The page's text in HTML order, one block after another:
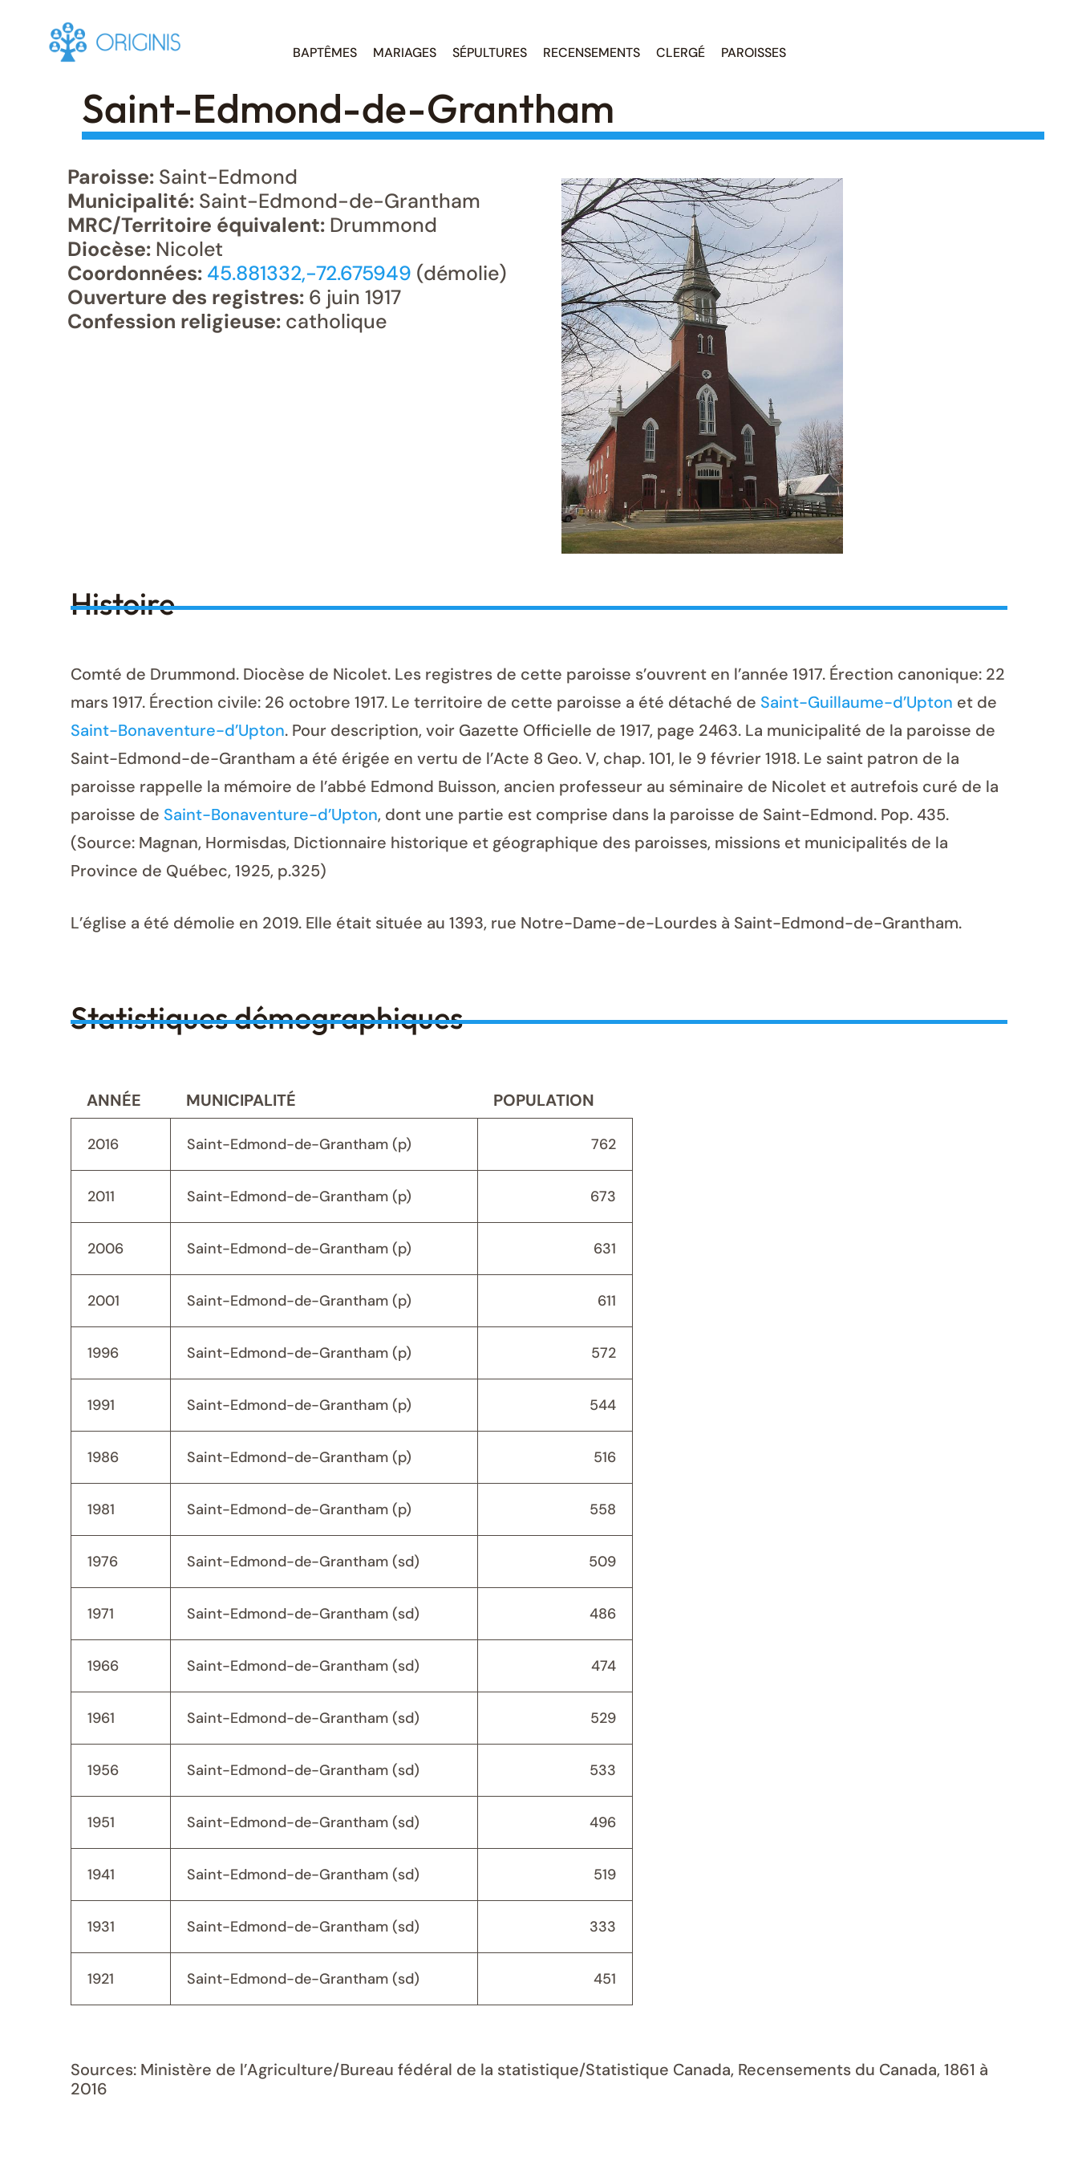
BAPTÊMES MARIAGES SÉPULTURES RECENSEMENTS CLERGÉ PAROISSES
Saint-Edmond-de-Grantham
Paroisse: Saint-Edmond
Municipalité: Saint-Edmond-de-Grantham
MRC/Territoire équivalent: Drummond
Diocèse: Nicolet
Coordonnées: 45.881332,-72.675949 (démolie)
Ouverture des registres: 6 juin 1917
Confession religieuse: catholique
Histoire
Comté de Drummond. Diocèse de Nicolet. Les registres de cette paroisse s’ouvrent en l’année 1917. Érection canonique: 22
mars 1917. Érection civile: 26 octobre 1917. Le territoire de cette paroisse a été détaché de Saint-Guillaume-d’Upton et de
Saint-Bonaventure-d’Upton. Pour description, voir Gazette Officielle de 1917, page 2463. La municipalité de la paroisse de
Saint-Edmond-de-Grantham a été érigée en vertu de l’Acte 8 Geo. V, chap. 101, le 9 février 1918. Le saint patron de la
paroisse rappelle la mémoire de l’abbé Edmond Buisson, ancien professeur au séminaire de Nicolet et autrefois curé de la
paroisse de Saint-Bonaventure-d’Upton, dont une partie est comprise dans la paroisse de Saint-Edmond. Pop. 435.
(Source: Magnan, Hormisdas, Dictionnaire historique et géographique des paroisses, missions et municipalités de la
Province de Québec, 1925, p.325)
L’église a été démolie en 2019. Elle était située au 1393, rue Notre-Dame-de-Lourdes à Saint-Edmond-de-Grantham.
Statistiques démographiques
ANNÉE MUNICIPALITÉ POPULATION
2016 Saint-Edmond-de-Grantham (p) 762
2011 Saint-Edmond-de-Grantham (p) 673
2006 Saint-Edmond-de-Grantham (p) 631
2001 Saint-Edmond-de-Grantham (p) 611
1996 Saint-Edmond-de-Grantham (p) 572
1991 Saint-Edmond-de-Grantham (p) 544
1986 Saint-Edmond-de-Grantham (p) 516
1981 Saint-Edmond-de-Grantham (p) 558
1976 Saint-Edmond-de-Grantham (sd) 509
1971 Saint-Edmond-de-Grantham (sd) 486
1966 Saint-Edmond-de-Grantham (sd) 474
1961 Saint-Edmond-de-Grantham (sd) 529
1956 Saint-Edmond-de-Grantham (sd) 533
1951 Saint-Edmond-de-Grantham (sd) 496
1941 Saint-Edmond-de-Grantham (sd) 519
1931 Saint-Edmond-de-Grantham (sd) 333
1921 Saint-Edmond-de-Grantham (sd) 451
Sources: Ministère de l’Agriculture/Bureau fédéral de la statistique/Statistique Canada, Recensements du Canada, 1861 à
2016